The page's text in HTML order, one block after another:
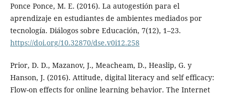
Ponce Ponce, M. E. (2016). La autogestión para el
aprendizaje en estudiantes de ambientes mediados por
tecnología. Diálogos sobre Educación, 7(12), 1–23.
https://doi.org/10.32870/dse.v0i12.258
Prior, D. D., Mazanov, J., Meacheam, D., Heaslip, G. y
Hanson, J. (2016). Attitude, digital literacy and self efficacy:
Flow-on effects for online learning behavior. The Internet